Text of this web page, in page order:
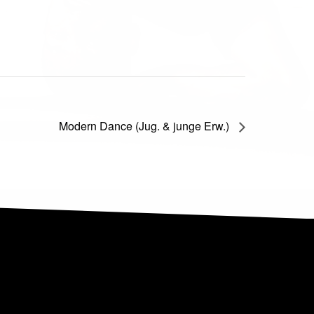
Modern Dance (Jug. & junge Erw.)